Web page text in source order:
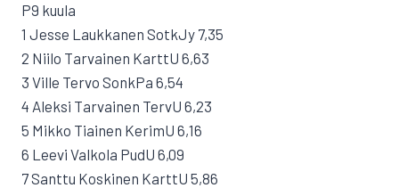
P9 kuula
1 Jesse Laukkanen SotkJy 7,35
2 Niilo Tarvainen KarttU 6,63
3 Ville Tervo SonkPa 6,54
4 Aleksi Tarvainen TervU 6,23
5 Mikko Tiainen KerimU 6,16
6 Leevi Valkola PudU 6,09
7 Santtu Koskinen KarttU 5,86